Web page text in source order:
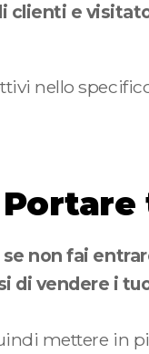
clienti e
nello
se non fai
di vendere i
mettere in